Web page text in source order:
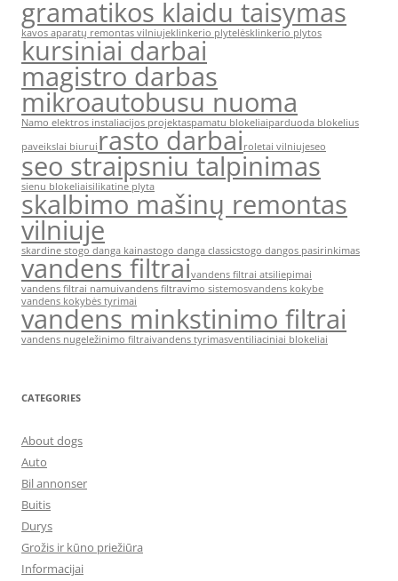
gramatikos klaidu taisymas
kavos aparatų remontas vilniujeklinkerio plytelėsklinkerio plytos
kursiniai darbai
magistro darbas
mikroautobusu nuoma
Namo elektros instaliacijos projektaspamatu blokeliaiparduoda blokelius
paveikslai biurui rasto darbai roletai vilniujeseo
seo straipsniu talpinimas
sienu blokeliaisilikatine plyta
skalbimo mašinų remontas
vilniuje
skardine stogo danga kainastogo danga classicstogo dangos pasirinkimas
vandens filtraivandens filtrai atsiliepimai
vandens filtrai namuivandens filtravimo sistemosvandens kokybe
vandens kokybės tyrimai
vandens minkstinimo filtrai
vandens nugeležinimo filtraivandens tyrimasventiliaciniai blokeliai
CATEGORIES
About dogs
Auto
Bil annonser
Buitis
Durys
Grožis ir kūno priežiūra
Informacijai